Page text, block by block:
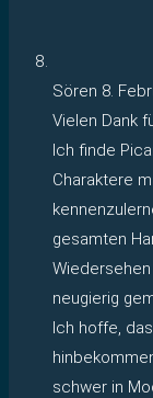
Sören 8.
Vielen Dank
Ich finde
Charaktere
gesamten
neugierig
Ich hoffe,
schwer in